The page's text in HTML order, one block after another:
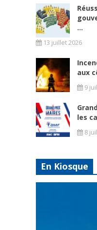
...
13 juillet 2026
aux
9
les
8
En Kiosque